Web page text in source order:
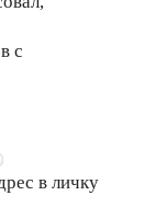
с
в личку